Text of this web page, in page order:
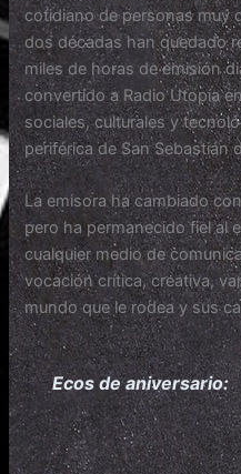
cotidiano de personas muy
dos décadas han quedado
miles de horas de emisión
convertido a Radio Utopía
sociales, culturales y
periférica de San Sebastián
La emisora ha cambiado
pero ha permanecido fiel al
cualquier medio de
vocación crítica, creativa,
mundo que le rodea y sus
Ecos de aniversario: